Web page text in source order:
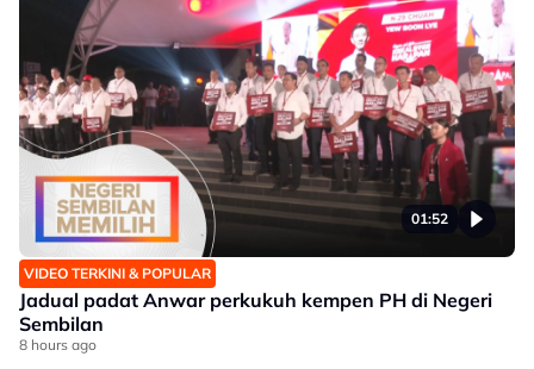
01:52
VIDEO TERKINI & POPULAR
Jadual padat Anwar perkukuh kempen PH di Negeri
Sembilan
8 hours ago